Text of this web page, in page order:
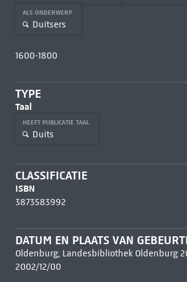
ALS ONDERWERP
Duitsers
1600-1800
TYPE
Taal
HEEFT PUBLICATIE TAAL
Duits
CLASSIFICATIE
ISBN
3873583992
DATUM EN PLAATS VAN
Oldenburg, Landesbibliothek Oldenburg
2002/12/00